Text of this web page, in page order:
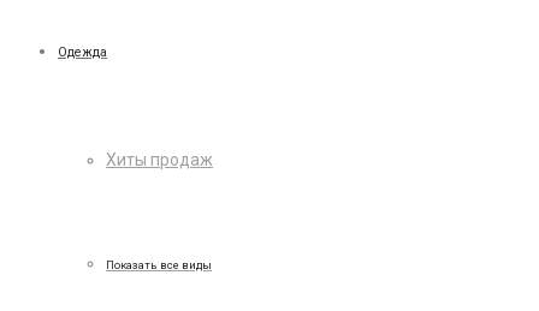
Одежда
Хиты продаж
Показать все виды